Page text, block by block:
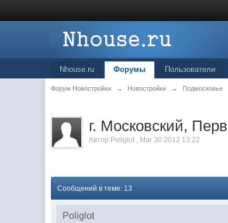
Nhouse.ru Форумы Пользователи
Форум Новостройки → Новостройки → Подмосковье
.
г. Московский,
Автор Poliglot , Mar 30 2012 13:22
Сообщений в теме: 13
Poliglot